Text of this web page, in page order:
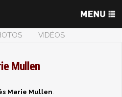
VIDÉOS
Mullen
Marie Mullen